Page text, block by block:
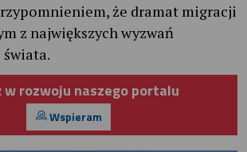
że dramat migracji
z największych wyzwań
świata.
w rozwoju naszego portalu
Wspieram